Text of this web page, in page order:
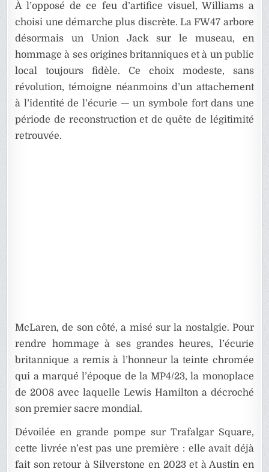
À l’opposé de ce feu d’artifice visuel, Williams a
choisi une démarche plus discrète. La FW47 arbore
désormais un Union Jack sur le museau, en
hommage à ses origines britanniques et à un public
local toujours fidèle. Ce choix modeste, sans
révolution, témoigne néanmoins d’un attachement
à l’identité de l’écurie — un symbole fort dans une
période de reconstruction et de quête de légitimité
retrouvée.
McLaren, de son côté, a misé sur la nostalgie. Pour
rendre hommage à ses grandes heures, l’écurie
britannique a remis à l’honneur la teinte chromée
qui a marqué l’époque de la MP4/23, la monoplace
de 2008 avec laquelle Lewis Hamilton a décroché
son premier sacre mondial.
Dévoilée en grande pompe sur Trafalgar Square,
cette livrée n’est pas une première : elle avait déjà
fait son retour à Silverstone en 2023 et à Austin en